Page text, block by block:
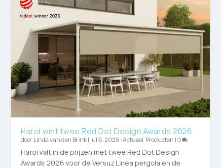
TU Delft sluit zich aan bij Nationaal Platform
Bom...
Nederlandse Boominfodag brengt ruim 430
boomprofes...
Koninklijke VHG: maak vergroening prioriteit in
co...
15e Open Kwekerijdag strijkt op 20 juni neer
op La...
Harol wint twee Red Dot Design Awards 2026
doorLinda van den Brink| jul 6, 2026 |Actueel, Producten | 0
Harol valt in de prijzen met twee Red Dot Design
Awards 2026 voor de Versuz Linea pergola en de